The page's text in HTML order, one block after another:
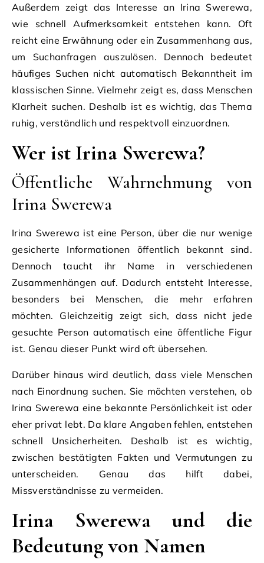
Außerdem zeigt das Interesse an Irina Swerewa,
wie schnell Aufmerksamkeit entstehen kann. Oft
reicht eine Erwähnung oder ein Zusammenhang aus,
um Suchanfragen auszulösen. Dennoch bedeutet
häufiges Suchen nicht automatisch Bekanntheit im
klassischen Sinne. Vielmehr zeigt es, dass Menschen
Klarheit suchen. Deshalb ist es wichtig, das Thema
ruhig, verständlich und respektvoll einzuordnen.
Wer ist Irina Swerewa?
Öffentliche Wahrnehmung von
Irina Swerewa
Irina Swerewa ist eine Person, über die nur wenige
gesicherte Informationen öffentlich bekannt sind.
Dennoch taucht ihr Name in verschiedenen
Zusammenhängen auf. Dadurch entsteht Interesse,
besonders bei Menschen, die mehr erfahren
möchten. Gleichzeitig zeigt sich, dass nicht jede
gesuchte Person automatisch eine öffentliche Figur
ist. Genau dieser Punkt wird oft übersehen.
Darüber hinaus wird deutlich, dass viele Menschen
nach Einordnung suchen. Sie möchten verstehen, ob
Irina Swerewa eine bekannte Persönlichkeit ist oder
eher privat lebt. Da klare Angaben fehlen, entstehen
schnell Unsicherheiten. Deshalb ist es wichtig,
zwischen bestätigten Fakten und Vermutungen zu
unterscheiden. Genau das hilft dabei,
Missverständnisse zu vermeiden.
Irina Swerewa und die
Bedeutung von Namen